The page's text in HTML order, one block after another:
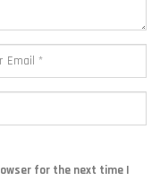
for the next time I